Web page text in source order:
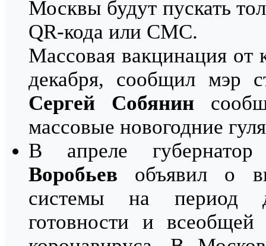
Москвы будут пускать
QR-кода или СМС.
Массовая вакцинация от
декабря, сообщил мэр
Сергей Собянин
массовые новогодние
В апреле
Воробьев объявил о
системы на период
готовности и всеобщей